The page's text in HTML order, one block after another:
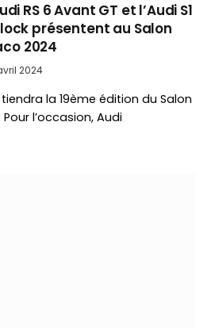
RS 6 Avant GT et l’Audi S1
présentent au Salon
2024
2024
la 19ème édition du Salon
l’occasion, Audi